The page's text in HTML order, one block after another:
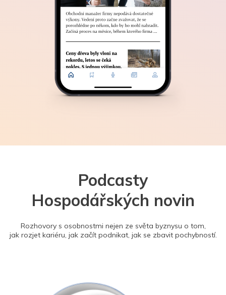
Podcasty
Hospodářských novin
Rozhovory s osobnostmi nejen ze světa byznysu o tom,
jak rozjet kariéru, jak začít podnikat, jak se zbavit pochybností.